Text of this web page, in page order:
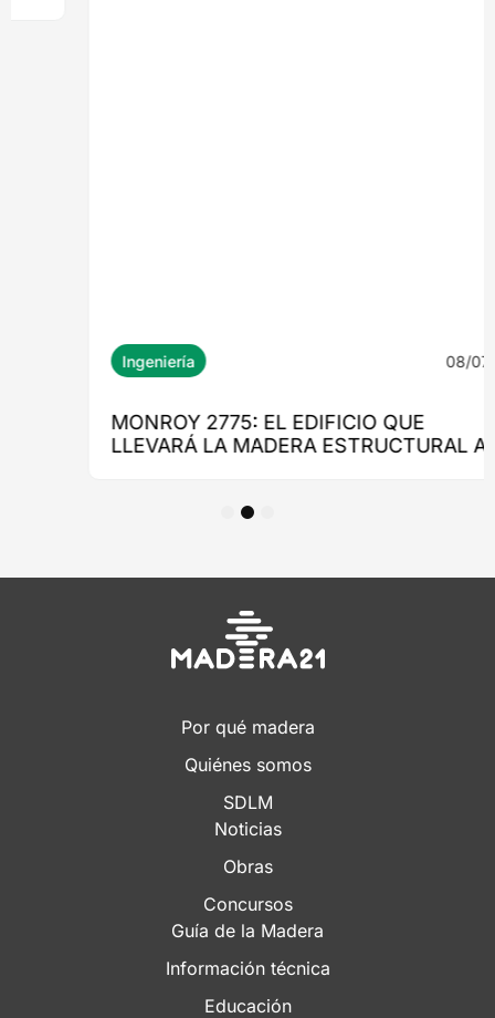
Por qué madera
Quiénes somos
SDLM
Noticias
Obras
Concursos
Guía de la Madera
Información técnica
Educación